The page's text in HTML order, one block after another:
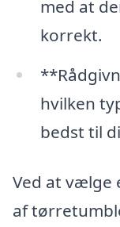
med at
korrekt.
hvilken
bedst til
Ved at vælge
af